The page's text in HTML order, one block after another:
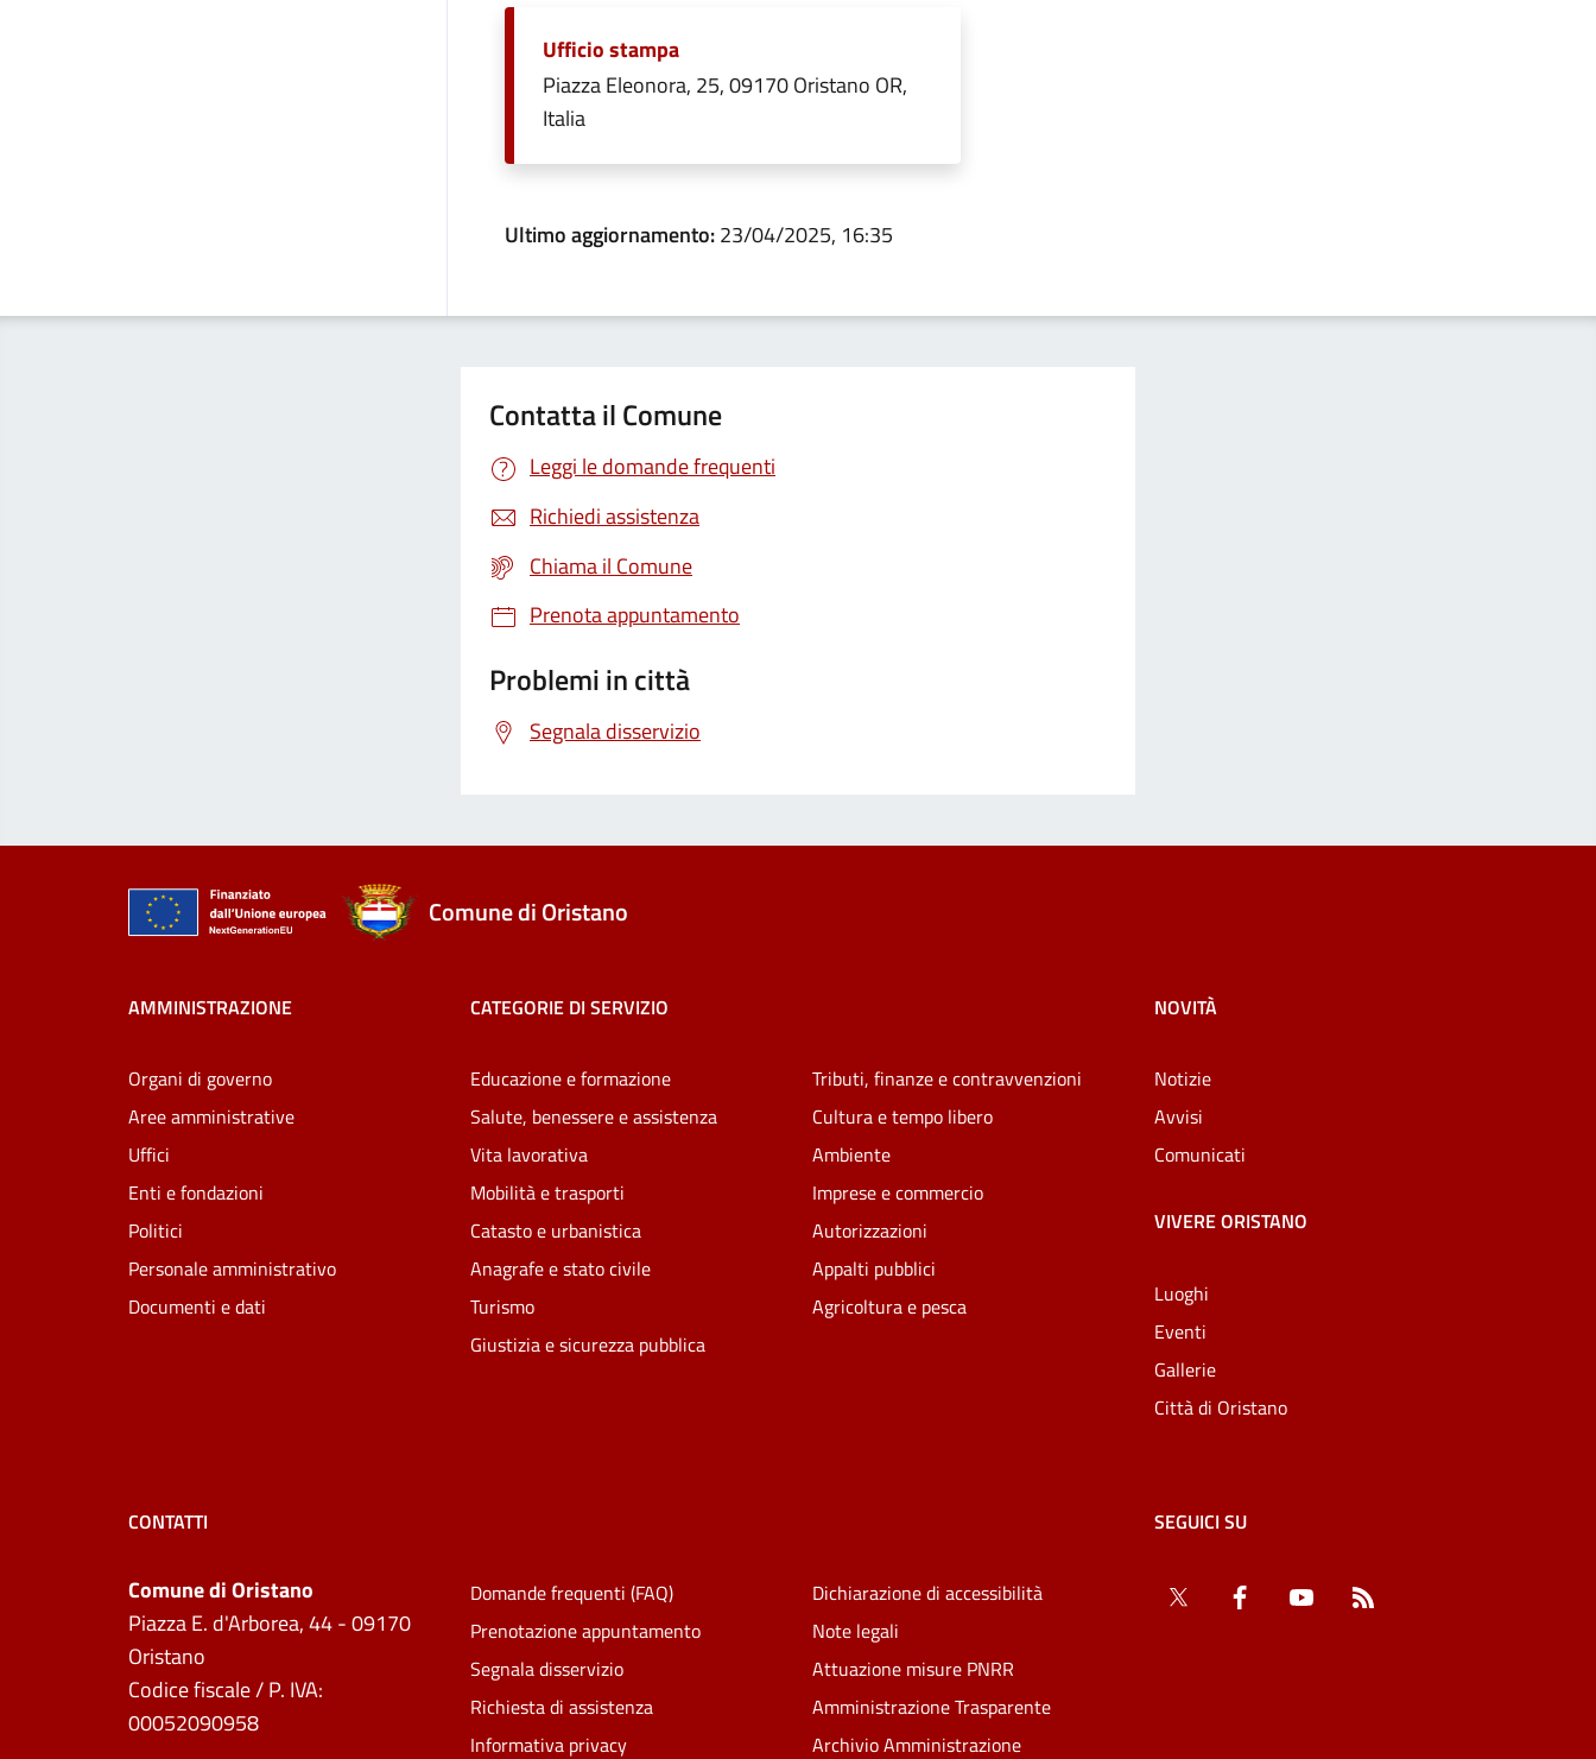
Ufficio stampa
Piazza Eleonora, 25, 09170 Oristano OR,
Italia
Ultimo aggiornamento:23/04/2025, 16:35
Contatta il Comune
Leggi le domande frequenti
Richiedi assistenza
Chiama il Comune
Prenota appuntamento
Problemi in città
Segnala disservizio
Comune di Oristano
AMMINISTRAZIONE
Organi di governo
Aree amministrative
Uffici
Enti e fondazioni
Politici
Personale amministrativo
Documenti e dati
CATEGORIE DI SERVIZIO
Educazione e formazione
Salute, benessere e assistenza
Vita lavorativa
Mobilità e trasporti
Catasto e urbanistica
Anagrafe e stato civile
Turismo
Giustizia e sicurezza pubblica
Tributi, finanze e contravvenzioni
Cultura e tempo libero
Ambiente
Imprese e commercio
Autorizzazioni
Appalti pubblici
Agricoltura e pesca
NOVITÀ
Notizie
Avvisi
Comunicati
VIVERE ORISTANO
Luoghi
Eventi
Gallerie
Città di Oristano
CONTATTI
Comune di Oristano
Piazza E. d'Arborea, 44 - 09170
Oristano
Codice fiscale / P. IVA:
00052090958
Domande frequenti (FAQ)
Prenotazione appuntamento
Segnala disservizio
Richiesta di assistenza
Informativa privacy
Dichiarazione di accessibilità
Note legali
Attuazione misure PNRR
Amministrazione Trasparente
Archivio Amministrazione
SEGUICI SU
Twitter Facebook YouTube